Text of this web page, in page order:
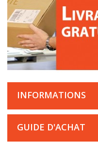
INFORMATIONS
GUIDE D'ACHAT